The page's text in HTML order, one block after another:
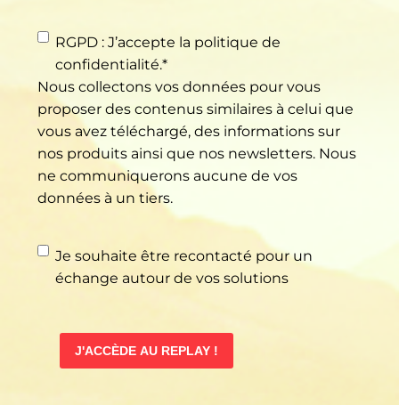
RGPD*
RGPD : J’accepte la politique de
confidentialité.*
Nous collectons vos données pour vous
proposer des contenus similaires à celui que
vous avez téléchargé, des informations sur
nos produits ainsi que nos newsletters. Nous
ne communiquerons aucune de vos
données à un tiers.
Demande
d'échange
Je souhaite être recontacté pour un
échange autour de vos solutions